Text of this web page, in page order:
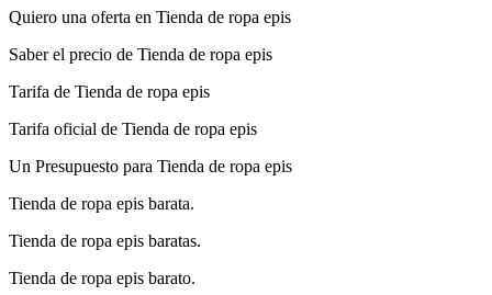
Quiero una oferta en Tienda de ropa epis
Saber el precio de Tienda de ropa epis
Tarifa de Tienda de ropa epis
Tarifa oficial de Tienda de ropa epis
Un Presupuesto para Tienda de ropa epis
Tienda de ropa epis barata.
Tienda de ropa epis baratas.
Tienda de ropa epis barato.